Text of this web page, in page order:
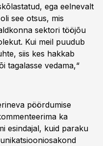
ega eelnevalt
see otsus, mis
sektori tööjõu
Kui meil puudub
siis kes hakkab
tagalasse vedama,“
pöördumise
ka
esindajal, kuid paraku